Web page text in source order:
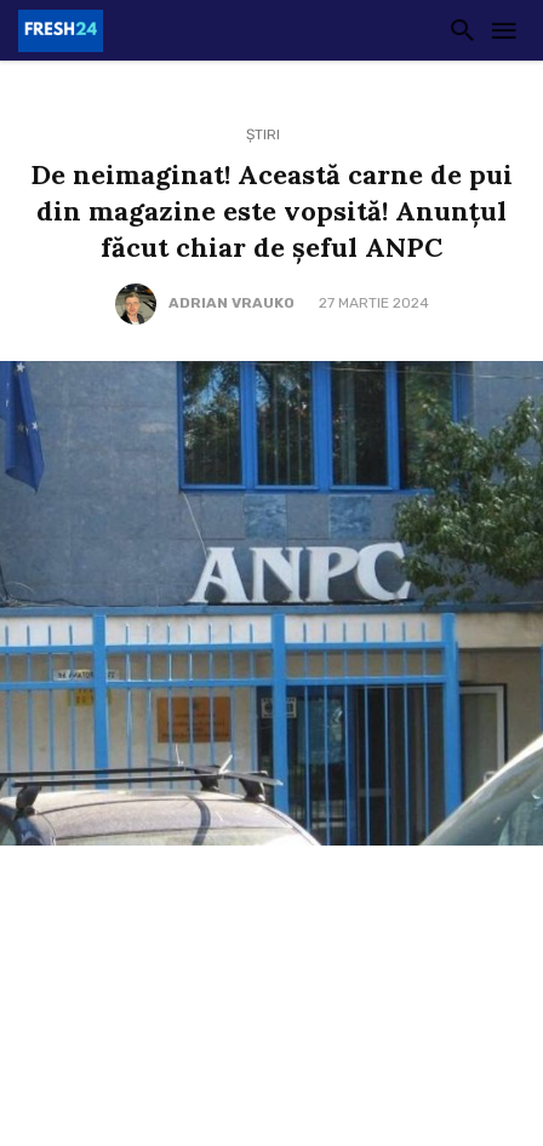
ȘTIRI
De neimaginat! Această carne de pui
din magazine este vopsită! Anunţul
făcut chiar de şeful ANPC
ADRIAN VRAUKO 27 MARTIE 2024